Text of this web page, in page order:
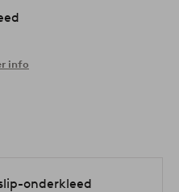
info
onderkleed